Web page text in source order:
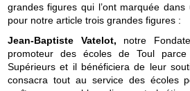
grandes figures qui l’ont marquée
pour notre article trois grandes figures :
Jean-Baptiste Vatelot, notre
promoteur des écoles de Toul
Supérieurs et il bénéficiera de leur
consacra tout au service des écoles